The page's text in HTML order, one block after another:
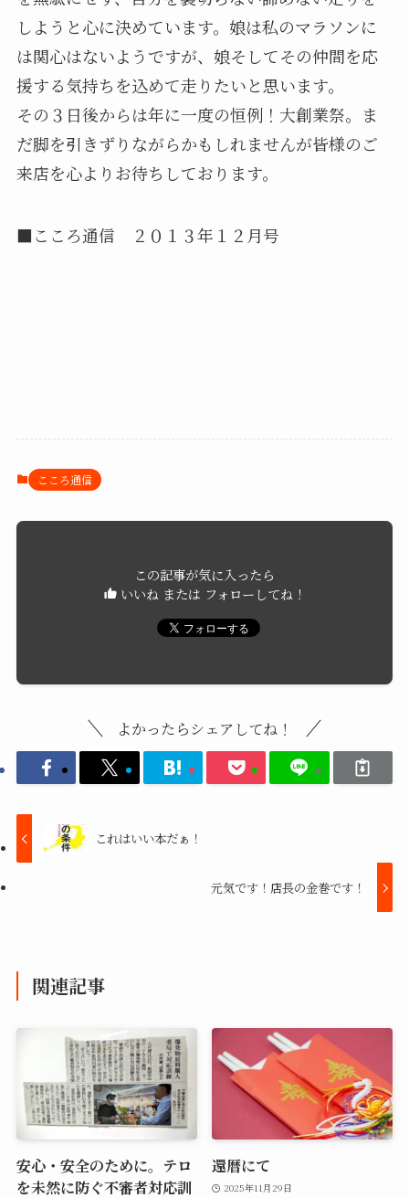
しようと心に決めています。娘は私のマラソンに
は関心はないようですが、娘そしてその仲間を応
援する気持ちを込めて走りたいと思います。
その３日後からは年に一度の恒例！大創業祭。ま
だ脚を引きずりながらかもしれませんが皆様のご
来店を心よりお待ちしております。
■こころ通信 ２０１３年１２月号
こころ通信
この記事が気に入ったら
いいね または フォローしてね！
よかったらシェアしてね！
これはいい本だぁ！
元気です！店長の金巻です！
関連記事
安心・安全のために。テロ
を未然に防ぐ不審者対応訓
還暦にて
2025年11月29日